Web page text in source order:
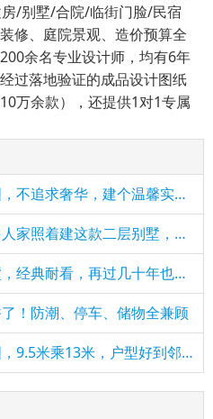
/别墅/合院/临街门脸/民宿
修、庭院景观、造价预算全
余名专业设计师，均有6年
过落地验证的成品设计图纸
万余款），还提供1对1专属
爆款二层自建房别墅设计图，不追求奢华，建个温馨实用的家
​13.5x9米这尺寸火了！好多人家照着建这款二层别墅，简单实用
可以传家的新中式二层别墅，经典耐看，再过几十年也不过时
！防潮、停车、储物全兼顾
二层欧式农村小别墅设计图，9.5米乘13米，户型好到邻居求图纸